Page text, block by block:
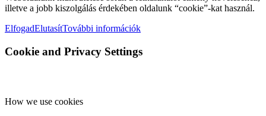
illetve a jobb kiszolgálás érdekében oldalunk “cookie”-kat használ.
ElfogadElutasítTovábbi információk
Cookie and Privacy Settings
How we use cookies